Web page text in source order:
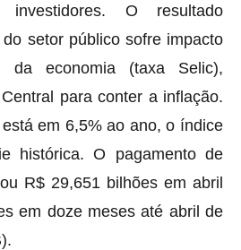
investidores. O resultado
setor público sofre impacto
da economia (taxa Selic),
para conter a inflação.
em 6,5% ao ano, o índice
histórica. O pagamento de
R$ 29,651 bilhões em abril
em doze meses até abril de